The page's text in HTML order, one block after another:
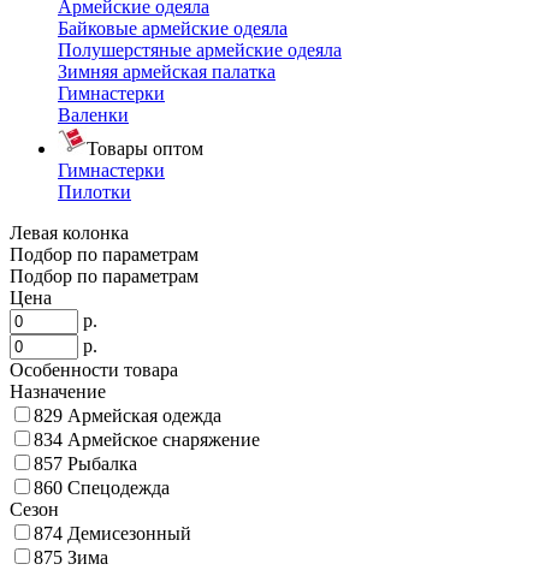
Армейские одеяла
Байковые армейские одеяла
Полушерстяные армейские одеяла
Зимняя армейская палатка
Гимнастерки
Валенки
Товары оптом
Гимнастерки
Пилотки
Левая колонка
Подбор по параметрам
Подбор по параметрам
Цена
р.
р.
Особенности товара
Назначение
829 Армейская одежда
834 Армейское снаряжение
857 Рыбалка
860 Спецодежда
Сезон
874 Демисезонный
875 Зима